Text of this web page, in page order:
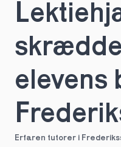
elevens
Erfaren tutorer i